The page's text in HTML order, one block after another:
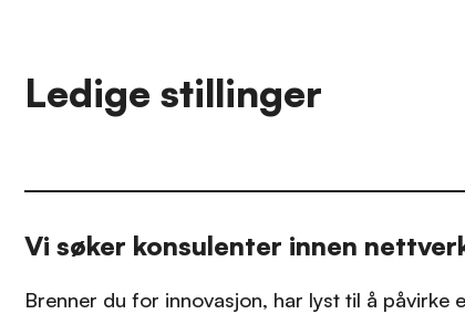
Ledige stillinger
Vi søker konsulenter innen
Brenner du for innovasjon, har lyst til å påvirke